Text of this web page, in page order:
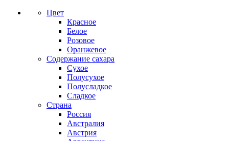
Цвет
Красное
Белое
Розовое
Оранжевое
Содержание сахара
Сухое
Полусухое
Полусладкое
Сладкое
Страна
Россия
Австралия
Австрия